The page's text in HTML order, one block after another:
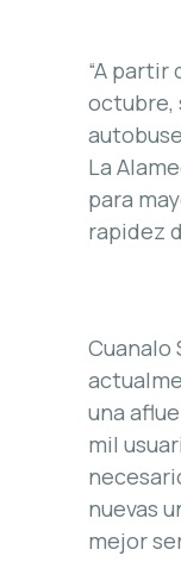
“A partir
octubre,
La
para
rapidez
Cuanalo
una
mil
nuevas
mejor